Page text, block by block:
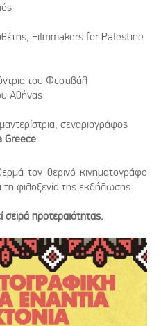
Filmmakers for Palestine
του Φεστιβάλ
Αθήνας
σεναριογράφος
Greece
τον θερινό κινηματογράφο
τη φιλοξενία της εκδήλωσης.
προτεραιότητας.